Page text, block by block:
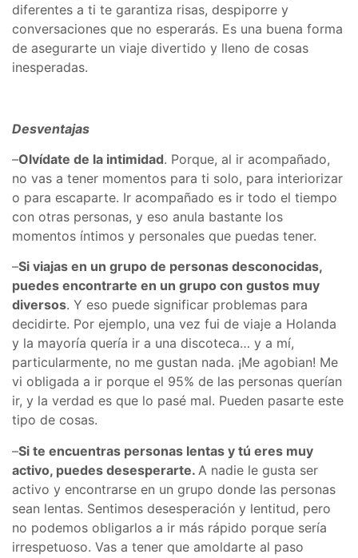
diferentes a ti te garantiza risas, despiporre y
conversaciones que no esperarás. Es una buena forma
de asegurarte un viaje divertido y lleno de cosas
inesperadas.
Desventajas
–Olvídate de la intimidad. Porque, al ir acompañado,
no vas a tener momentos para ti solo, para interiorizar
o para escaparte. Ir acompañado es ir todo el tiempo
con otras personas, y eso anula bastante los
momentos íntimos y personales que puedas tener.
–Si viajas en un grupo de personas desconocidas,
puedes encontrarte en un grupo con gustos muy
diversos. Y eso puede significar problemas para
decidirte. Por ejemplo, una vez fui de viaje a Holanda
y la mayoría quería ir a una discoteca… y a mí,
particularmente, no me gustan nada. ¡Me agobian! Me
vi obligada a ir porque el 95% de las personas querían
ir, y la verdad es que lo pasé mal. Pueden pasarte este
tipo de cosas.
–Si te encuentras personas lentas y tú eres muy
activo, puedes desesperarte. A nadie le gusta ser
activo y encontrarse en un grupo donde las personas
sean lentas. Sentimos desesperación y lentitud, pero
no podemos obligarlos a ir más rápido porque sería
irrespetuoso. Vas a tener que amoldarte al paso